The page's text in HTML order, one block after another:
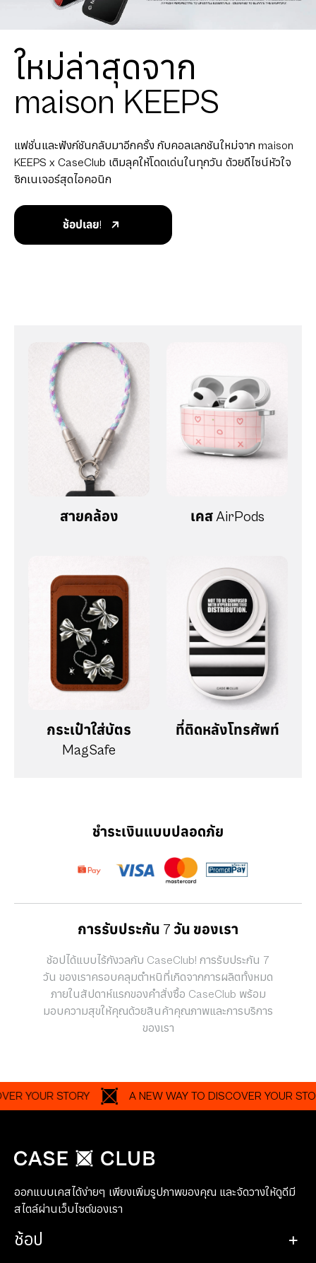
ใหม่ล่าสุดจาก
maison KEEPS
แฟชั่นและฟังก์ชันกลับมาอีกครั้ง กับคอลเลกชันใหม่จาก maison
KEEPS x CaseClub เติมลุคให้โดดเด่นในทุกวัน ด้วยดีไซน์หัวใจ
ซิกเนเจอร์สุดไอคอนิก
ช้อปเลย!
สายคล้อง เคส AirPods
กระเป๋าใส่บัตร
MagSafe
ที่ติดหลังโทรศัพท์
ชำระเงินแบบปลอดภัย
การรับประกัน 7 วัน ของเรา
ช้อปได้แบบไร้กังวลกับ CaseClub! การรับประกัน 7
วัน ของเราครอบคลุมตำหนิที่เกิดจากการผลิตทั้งหมด
ภายในสัปดาห์แรกของคำสั่งซื้อ CaseClub พร้อม
มอบความสุขให้คุณด้วยสินค้าคุณภาพและการบริการ
ของเรา
STORY A NEW WAY TO DISCOVER YOUR STORY
ออกแบบเคสได้ง่ายๆ เพียงเพิ่มรูปภาพของคุณ และจัดวางให้ดูดีมี
สไตล์ผ่านเว็บไซต์ของเรา
ช้อป